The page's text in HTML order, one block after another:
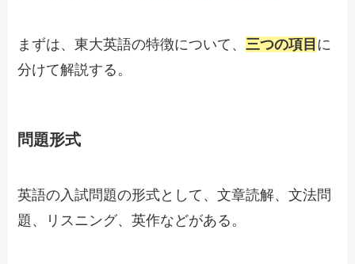
まずは、東大英語の特徴について、三つの項目 に
分けて解説する。
問題形式
英語の入試問題の形式として、文章読解、文法問
題、リスニング、英作などがある。